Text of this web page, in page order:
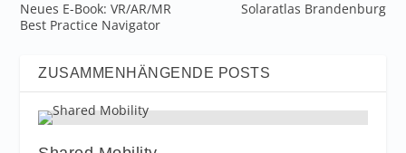
Neues E-Book: VR/AR/MR
Best Practice Navigator
Solaratlas Brandenburg
ZUSAMMENHÄNGENDE POSTS